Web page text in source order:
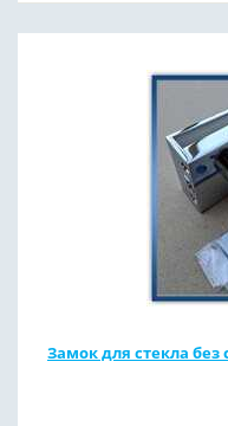
Замок для стекла